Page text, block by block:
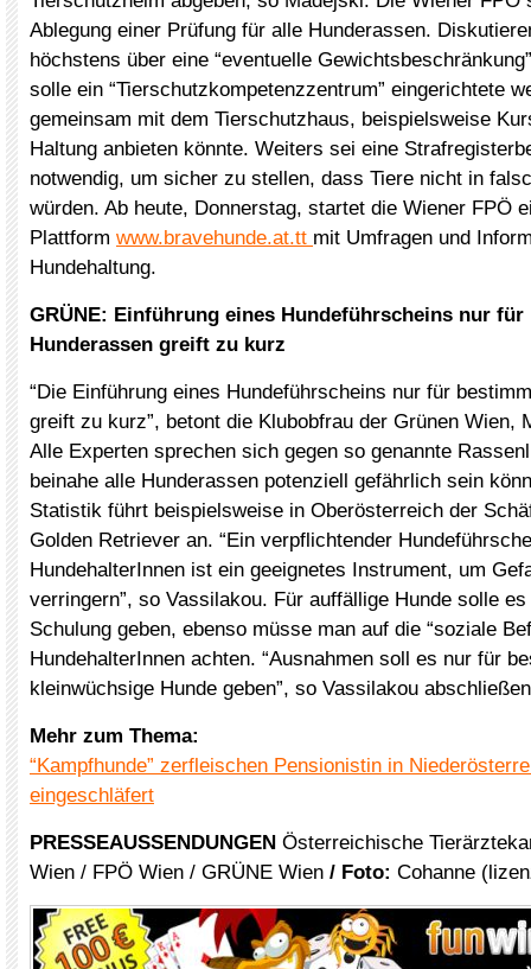
Ablegung einer Prüfung für alle Hunderassen.
höchstens über eine “eventuelle
solle ein “Tierschutzkompetenzzentrum” eingerichtete
gemeinsam mit dem Tierschutzhaus, beispielsweise
Haltung anbieten könnte. Weiters sei eine
notwendig, um sicher zu stellen, dass Tiere nicht in
würden. Ab heute, Donnerstag, startet die Wiener FPÖ
Plattform www.bravehunde.at.tt mit Umfragen und
Hundehaltung.
GRÜNE: Einführung eines Hundeführscheins nur für
Hunderassen greift zu kurz
“Die Einführung eines Hundeführscheins nur für
greift zu kurz”, betont die Klubobfrau der Grünen Wien,
Alle Experten sprechen sich gegen so genannte
beinahe alle Hunderassen potenziell gefährlich sein
Statistik führt beispielsweise in Oberösterreich der
Golden Retriever an. “Ein verpflichtender
HundehalterInnen ist ein geeignetes Instrument, um
verringern”, so Vassilakou. Für auffällige Hunde solle
Schulung geben, ebenso müsse man auf die “soziale
HundehalterInnen achten. “Ausnahmen soll es nur für
kleinwüchsige Hunde geben”, so Vassilakou
Mehr zum Thema:
“Kampfhunde” zerfleischen Pensionistin in
eingeschläfert
PRESSEAUSSENDUNGEN Österreichische
Wien / FPÖ Wien / GRÜNE Wien / Foto: Cohanne